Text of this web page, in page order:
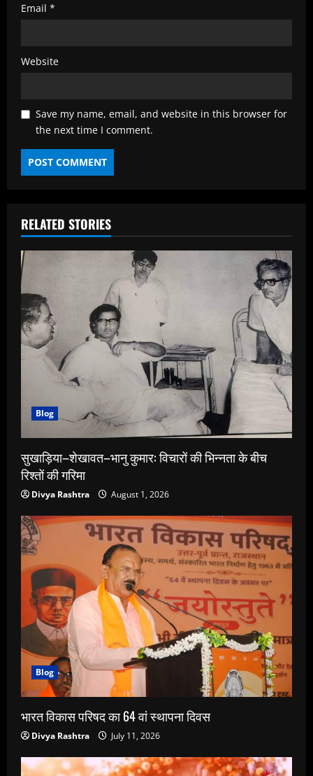
Email *
Website
Save my name, email, and website in this browser for
the next time I comment.
RELATED STORIES
Blog
सुखाड़िया–शेखावत–भानु कुमार: विचारों की भिन्नता के बीच
रिश्तों की गरिमा
Divya Rashtra August 1, 2026
Blog
भारत विकास परिषद का 64 वां स्थापना दिवस
Divya Rashtra July 11, 2026